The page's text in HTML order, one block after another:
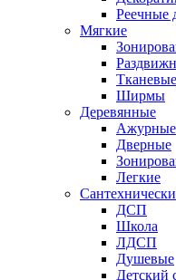
Реечные
Мягкие
Тканевые
Ширмы
Деревянные
Ажурные
Дверные
Легкие
ДСП
Школа
ЛДСП
Душевые
Детский